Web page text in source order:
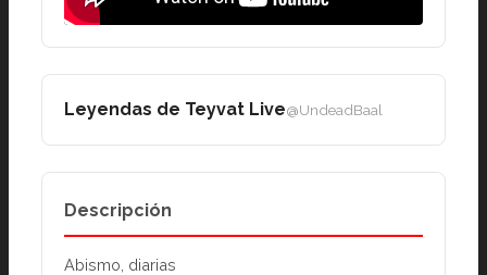
Leyendas de Teyvat Live@UndeadBaal
Descripción
Abismo, diarias